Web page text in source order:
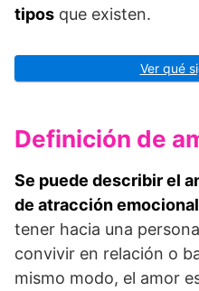
tipos que existen.
Ver qué
Definición de
Se puede describir el
de atracción
tener hacia una
convivir en relación o
mismo modo, el amor